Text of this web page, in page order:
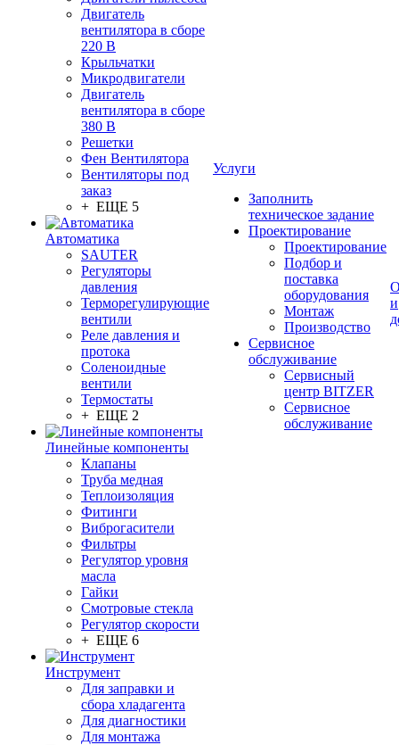
Двигатель
вентилятора в сборе
220 В
Крыльчатки
Микродвигатели
Двигатель
вентилятора в сборе
380 В
Решетки
Фен Вентилятора
Вентиляторы под
заказ
+ ЕЩЕ 5
Автоматика
SAUTER
Регуляторы
давления
Терморегулирующие
вентили
Реле давления и
протока
Соленоидные
вентили
Термостаты
+ ЕЩЕ 2
Линейные компоненты
Клапаны
Труба медная
Теплоизоляция
Фитинги
Виброгасители
Фильтры
Регулятор уровня
масла
Гайки
Смотровые стекла
Регулятор скорости
+ ЕЩЕ 6
Инструмент
Для заправки и
сбора хладагента
Для диагностики
Для монтажа
Услуги
Заполнить
техническое задание
Проектирование
Проектирование
Подбор и
поставка
оборудования
Монтаж
Производство
Сервисное
обслуживание
Сервисный
центр BITZER
Сервисное
обслуживание
и